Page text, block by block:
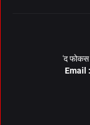
‘द फोकस
Email :